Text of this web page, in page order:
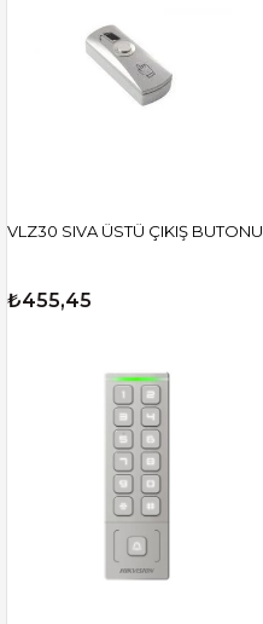
VLZ30 SIVA ÜSTÜ ÇIKIŞ BUTONU
₺455,45